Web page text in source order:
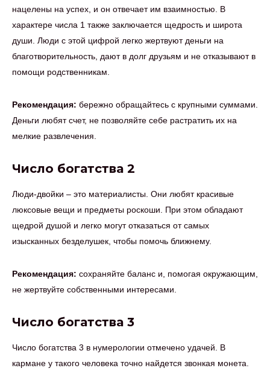
нацелены на успех, и он отвечает им взаимностью. В
характере числа 1 также заключается щедрость и широта
души. Люди с этой цифрой легко жертвуют деньги на
благотворительность, дают в долг друзьям и не отказывают в
помощи родственникам.
Рекомендация: бережно обращайтесь с крупными суммами.
Деньги любят счет, не позволяйте себе растратить их на
мелкие развлечения.
Число богатства 2
Люди-двойки – это материалисты. Они любят красивые
люксовые вещи и предметы роскоши. При этом обладают
щедрой душой и легко могут отказаться от самых
изысканных безделушек, чтобы помочь ближнему.
Рекомендация: сохраняйте баланс и, помогая окружающим,
не жертвуйте собственными интересами.
Число богатства 3
Число богатства 3 в нумерологии отмечено удачей. В
кармане у такого человека точно найдется звонкая монета.